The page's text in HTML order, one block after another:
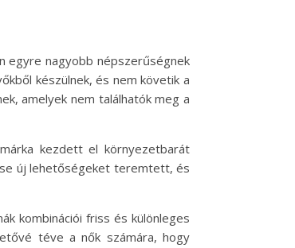
egyre nagyobb népszerűségnek
készülnek, és nem követik a
amelyek nem találhatók meg a
kezdett el környezetbarát
új lehetőségeket teremtett, és
kombinációi friss és különleges
téve a nők számára, hogy